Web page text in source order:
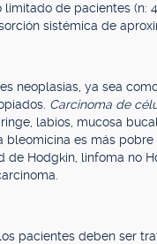
de pacientes (n:
sistémica de
neoplasias, ya sea
Carcinoma de
labios, mucosa
es más
de Hodgkin, linfoma no
pacientes deben ser